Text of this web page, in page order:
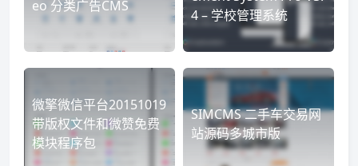
eo 分类广告CMS
4 – 学校管理系统
微擎微信平台20151019
带版权文件和微赞免费
模块程序包
SIMCMS 二手车交易网
站源码多城市版